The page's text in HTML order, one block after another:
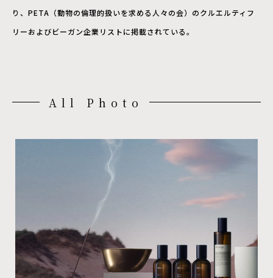
り、PETA（動物の倫理的扱いを求める人々の会）のクルエルティフ
リーおよびビーガン企業リストに掲載されている。
All Photo